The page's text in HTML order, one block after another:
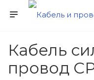
Кабель
провод